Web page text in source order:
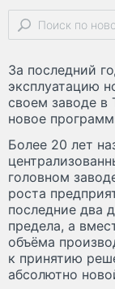
За последний
эксплуатацию
своем заводе в
новое
Более 20 лет
головном
роста
последние два
предела, а
объёма
к принятию
абсолютно